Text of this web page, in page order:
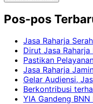
Pos-pos
Jasa Raharja
Dirut Jasa
Pastikan
Jasa Raharja
Gelar Audiensi,
Berkontribusi
YIA Gandeng